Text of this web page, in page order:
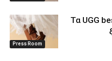
Press Room
Τα UGG